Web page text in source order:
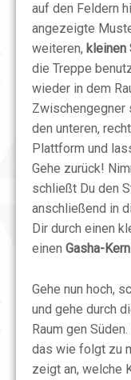
auf den Feldern
angezeigte
weiteren, kleinen
die Treppe
wieder in dem
Zwischengegner
den unteren,
Plattform und
Gehe zurück!
schließt Du den
anschließend in
Dir durch einen
einen Gasha-Kern
Gehe nun hoch,
und gehe durch
Raum gen
das wie folgt zu
zeigt an, welche